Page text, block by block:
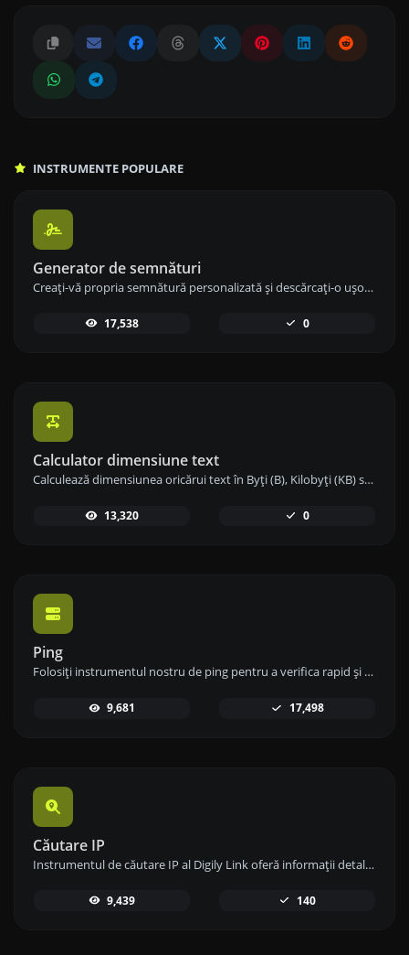
INSTRUMENTE POPULARE
Generator de semnături
Creați-vă propria semnătură personalizată și descărcați-o ușor cu instrumentul nostru de generare a semnăturilor pentru semnături electronice personalizate.
17,538 0
Calculator dimensiune text
Calculează dimensiunea oricărui text în Byți (B), Kilobyți (KB) sau Megabyți (MB) folosind instrumentul nostru de calcul al dimensiunii textului.
13,320 0
Ping
Folosiți instrumentul nostru de ping pentru a verifica rapid și eficient starea și timpul de răspuns al oricărui site web, server sau port.
9,681 17,498
Căutare IP
Instrumentul de căutare IP al Digily Link oferă informații detaliate despre orice adresă IP. Folosește acest serviciu online gratuit pentru a obține date IP cuprinzătoare.
9,439 140